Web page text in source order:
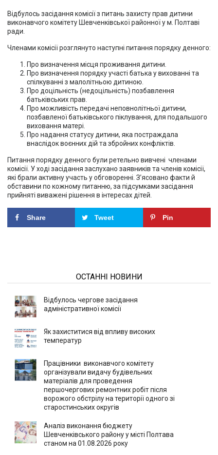
Відбулось засідання комісії з питань захисту прав дитини
виконавчого комітету Шевченківської районної у м. Полтаві
ради.
Членами комісії розглянуто наступні питання порядку денного:
Про визначення місця проживання дитини.
Про визначення порядку участі батька у вихованні та
спілкуванні з малолітньою дитиною.
Про доцільність (недоцільність) позбавлення
батьківських прав.
Про можливість передачі неповнолітньої дитини,
позбавленої батьківського піклування, для подальшого
виховання матері.
Про надання статусу дитини, яка постраждала
внаслідок воєнних дій та збройних конфліктів.
Питання порядку денного були ретельно вивчені членами
комісії. У ході засідання заслухано заявників та членів комісії,
які брали активну участь у обговоренні. З’ясовано факти й
обставини по кожному питанню, за підсумками засідання
прийняті виважені рішення в інтересах дітей.
Share Tweet Pin
ОСТАННІ НОВИНИ
Відбулось чергове засідання
адміністративної комісії
Як захиститися від впливу високих
температур
Працівники виконавчого комітету
організували видачу будівельних
матеріалів для проведення
першочергових ремонтних робіт після
ворожого обстрілу на території одного зі
старостинських округів
Аналіз виконання бюджету
Шевченківського району у місті Полтава
станом на 01.08.2026 року